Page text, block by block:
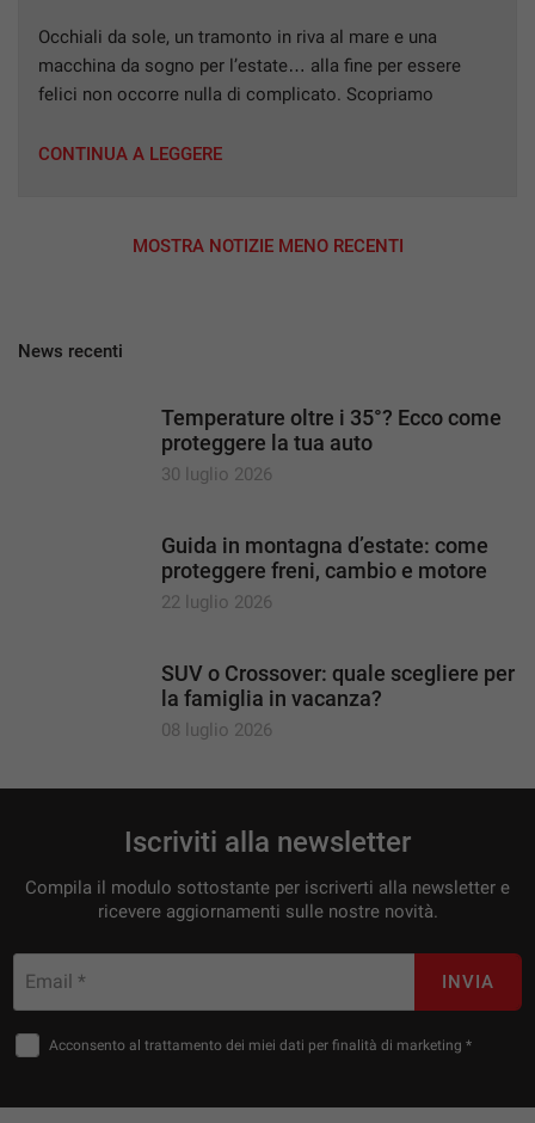
Occhiali da sole, un tramonto in riva al mare e una
macchina da sogno per l’estate… alla fine per essere
felici non occorre nulla di complicato. Scopriamo
non solo. Mini Cooper Cabrio: british style a cielo aperto.
CONTINUA A LEGGERE
MOSTRA NOTIZIE MENO RECENTI
News recenti
Temperature oltre i 35°? Ecco come
proteggere la tua auto
30 luglio 2026
Guida in montagna d’estate: come
proteggere freni, cambio e motore
per viaggiare in sicurezza
22 luglio 2026
SUV o Crossover: quale scegliere per
la famiglia in vacanza?
08 luglio 2026
Iscriviti alla newsletter
Compila il modulo sottostante per iscriverti alla newsletter e
ricevere aggiornamenti sulle nostre novità.
Email * INVIA
Acconsento al trattamento dei miei dati per finalità di marketing *